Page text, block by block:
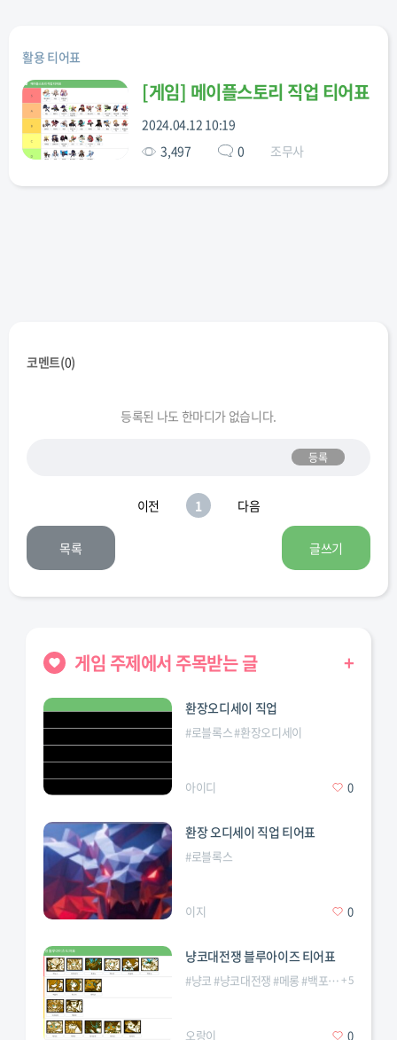
아란 아크메이지 아크메이지 에반
칼리
활용 티어표
[게임] 메이플스토리 직업 티어표
2024.04.12 10:19
3,497
0 조무사
코멘트(0)
등록된 나도 한마디가 없습니다.
등록
이전 1 다음
목록 글쓰기
직업#티어표
게임 주제에서 주목받는 글 +
환장오디세이 직업
#로블록스#환장오디세이
아이디 0
환장 오디세이 직업 티어표
#로블록스
이지 0
냥코대전쟁 블루아이즈 티어표
#냥코#냥코대전쟁#메롱#백포노흑포노 +5
오랑이 0